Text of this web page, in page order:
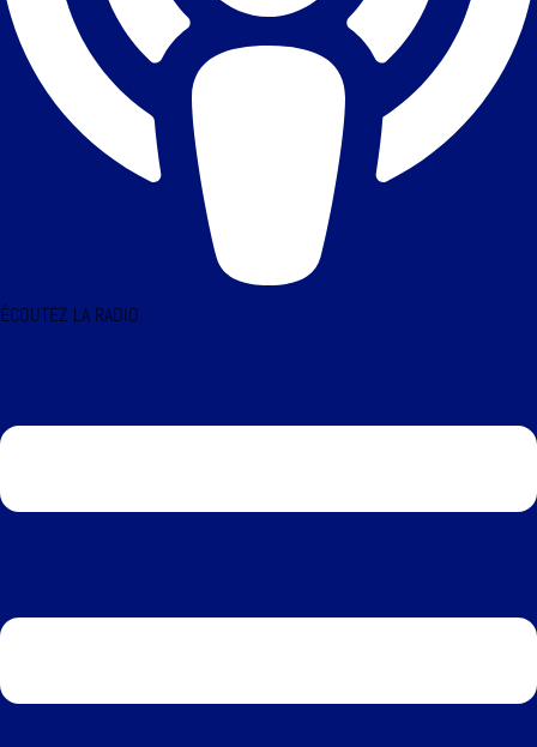
ÉCOUTEZ LA RADIO